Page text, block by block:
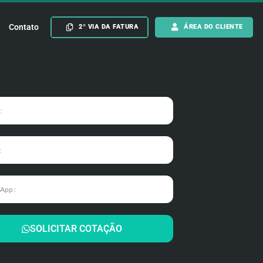
Contato 2º VIA DA FATURA ÁREA DO CLIENTE
SOLICITAR COTAÇÃO